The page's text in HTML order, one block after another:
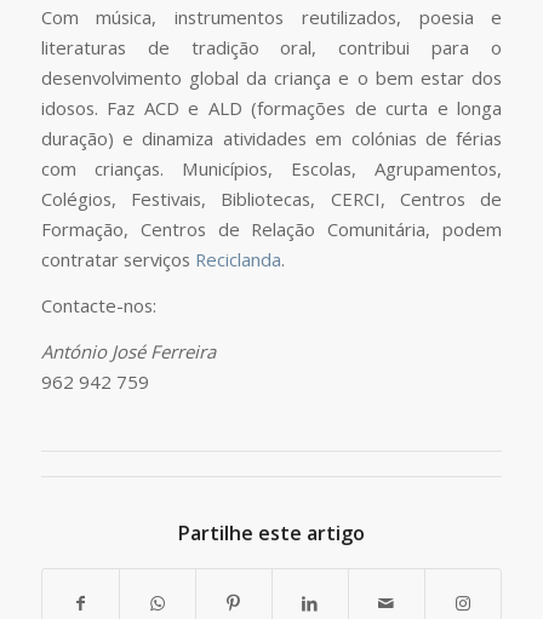
Com música, instrumentos reutilizados, poesia e
literaturas de tradição oral, contribui para o
desenvolvimento global da criança e o bem estar dos
idosos. Faz ACD e ALD (formações de curta e longa
duração) e dinamiza atividades em colónias de férias
com crianças. Municípios, Escolas, Agrupamentos,
Colégios, Festivais, Bibliotecas, CERCI, Centros de
Formação, Centros de Relação Comunitária, podem
contratar serviços Reciclanda.
Contacte-nos:
António José Ferreira
962 942 759
Partilhe este artigo